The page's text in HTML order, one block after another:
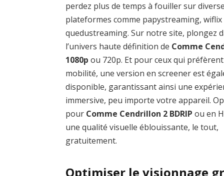
perdez plus de temps à fouiller sur
plateformes comme papystreaming,
quedustreaming. Sur notre site, plongez
l’univers haute définition de Comme
1080p ou 720p. Et pour ceux qui
mobilité, une version en screener est
disponible, garantissant ainsi une
immersive, peu importe votre appareil.
pour Comme Cendrillon 2 BDRIP ou en
une qualité visuelle éblouissante, le tout,
gratuitement.
Optimiser le visionnage